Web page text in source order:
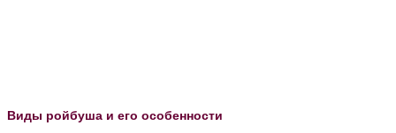
Виды ройбуша и его особенности